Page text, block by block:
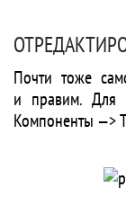
Почти тоже
и правим. Для
Компоненты —>